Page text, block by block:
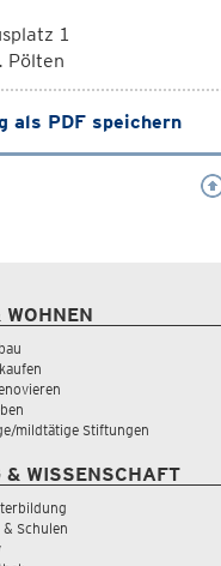
1
Pölten
als PDF speichern
mildtätige Stiftungen
& WISSENSCHAFT
Schulen